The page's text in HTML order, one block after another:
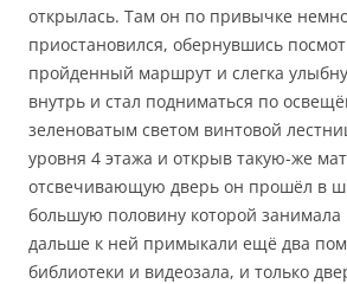
открылась. Там он по привычке
приостановился, обернувшись
пройденный маршрут и слегка
внутрь и стал подниматься по
зеленоватым светом винтовой
уровня 4 этажа и открыв такую-же
отсвечивающую дверь он прошёл в
большую половину которой занимала
дальше к ней примыкали ещё два
библиотеки и видеозала, и только